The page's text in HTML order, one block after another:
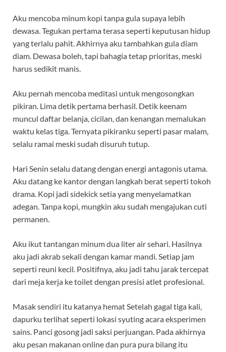
Aku mencoba minum kopi tanpa gula supaya lebih
dewasa. Tegukan pertama terasa seperti keputusan hidup
yang terlalu pahit. Akhirnya aku tambahkan gula diam
diam. Dewasa boleh, tapi bahagia tetap prioritas, meski
harus sedikit manis.
Aku pernah mencoba meditasi untuk mengosongkan
pikiran. Lima detik pertama berhasil. Detik keenam
muncul daftar belanja, cicilan, dan kenangan memalukan
waktu kelas tiga. Ternyata pikiranku seperti pasar malam,
selalu ramai meski sudah disuruh tutup.
Hari Senin selalu datang dengan energi antagonis utama.
Aku datang ke kantor dengan langkah berat seperti tokoh
drama. Kopi jadi sidekick setia yang menyelamatkan
adegan. Tanpa kopi, mungkin aku sudah mengajukan cuti
permanen.
Aku ikut tantangan minum dua liter air sehari. Hasilnya
aku jadi akrab sekali dengan kamar mandi. Setiap jam
seperti reuni kecil. Positifnya, aku jadi tahu jarak tercepat
dari meja kerja ke toilet dengan presisi atlet profesional.
Masak sendiri itu katanya hemat Setelah gagal tiga kali,
dapurku terlihat seperti lokasi syuting acara eksperimen
sains. Panci gosong jadi saksi perjuangan. Pada akhirnya
aku pesan makanan online dan pura pura bilang itu